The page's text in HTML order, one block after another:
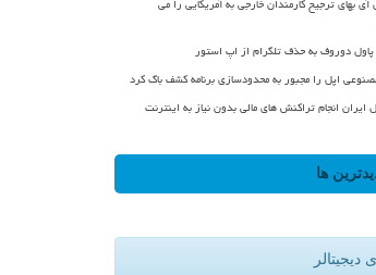
دوروف به حذف تلگرام از اپ استور
اپل را مجبور به محدودسازی برنامه کشف باگ کرد
ایران انجام تراکنش های مالی بدون نیاز به اینترنت
ها
دیجیتالر